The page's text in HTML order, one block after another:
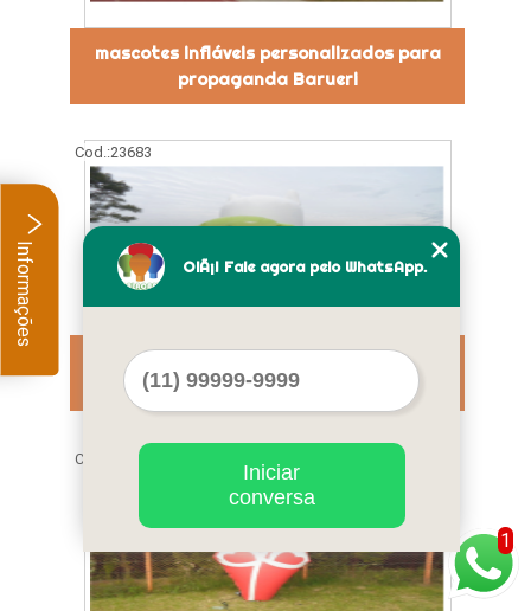
mascotes infláveis personalizados para
propaganda Barueri
Cod.:23683
preço fábrica de mascotes infláveis
Jaçanã
Cod.: 23684
1
OlÃ¡! Fale agora pelo WhatsApp.
Iniciar
conversa
Informações